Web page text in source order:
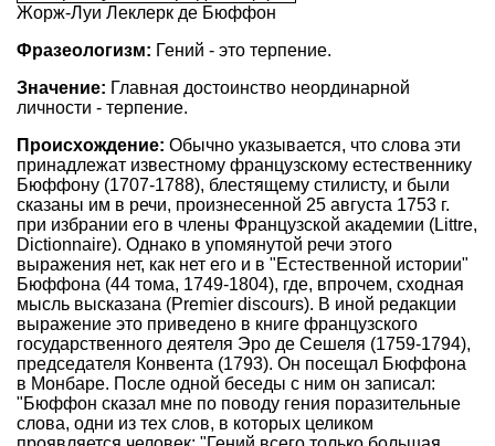
Жорж-Луи Леклерк де Бюффон
Фразеологизм: Гений - это терпение.
Значение: Главная достоинство неординарной
личности - терпение.
Происхождение: Обычно указывается, что слова эти
принадлежат известному французскому естественнику
Бюффону (1707-1788), блестящему стилисту, и были
сказаны им в речи, произнесенной 25 августа 1753 г.
при избрании его в члены Французской академии (Littre,
Dictionnaire). Однако в упомянутой речи этого
выражения нет, как нет его и в "Естественной истории"
Бюффона (44 тома, 1749-1804), где, впрочем, сходная
мысль высказана (Premier discours). В иной редакции
выражение это приведено в книге французского
государственного деятеля Эро де Сешеля (1759-1794),
председателя Конвента (1793). Он посещал Бюффона
в Монбаре. После одной беседы с ним он записал:
"Бюффон сказал мне по поводу гения поразительные
слова, одни из тех слов, в которых целиком